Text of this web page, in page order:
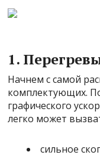
1.
Начнем с самой
комплектующих.
графического
легко может
сильное